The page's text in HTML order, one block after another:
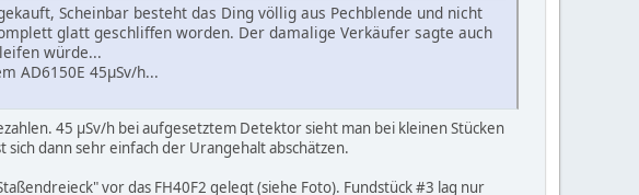
Scheinbar besteht das Ding völlig aus Pechblende und nicht
glatt geschliffen worden. Der damalige Verkäufer sagte auch
würde...
AD6150E 45µSv/h...
45 µSv/h bei aufgesetztem Detektor sieht man bei kleinen Stücken
dann sehr einfach der Urangehalt abschätzen.
vor das FH40F2 gelegt (siehe Foto). Fundstück #3 lag nur